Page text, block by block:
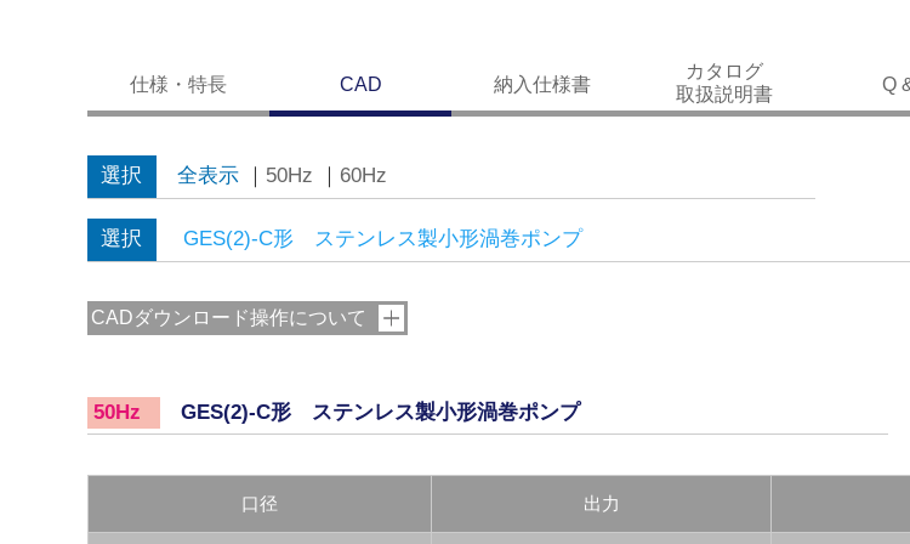
仕様・特長 CAD 納入仕様書
カタログ
取扱説明書
Q
選択 全表示｜ 50Hz 60Hz
選択 GES(2)-C形 ステンレス製小形渦巻ポンプ
CADダウンロード操作について
50Hz GES(2)-C形 ステンレス製小形渦巻ポンプ
口径 出力